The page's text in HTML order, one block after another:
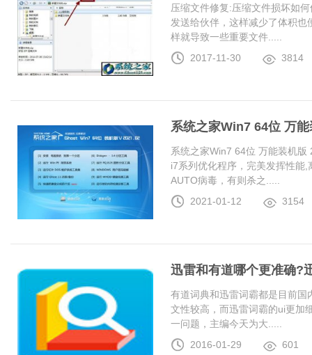
压缩文件修复:压缩文件损坏如
发送给伙伴，这样减少了体积
样就导致一些重要文件.....
2017-11-30
3814
系统之家Win7 64位 万
系统之家Win7 64位 万能装机
i7系列优化程序，完美发挥性能
AUTO病毒，有则杀之.....
2021-01-12
3154
迅雷和有道哪个更准确?
有道词典和迅雷词霸都是目前
文性较高，而迅雷词霸的ui更加
一问题，主编今天为大.....
2016-01-29
601